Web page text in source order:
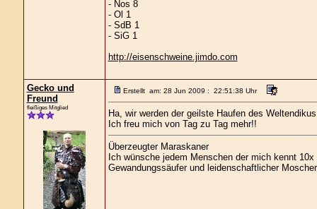
- Nos 8
- Ol 1
- SdB 1
- SiG 1
http://eisenschweine.jimdo.com
Gecko und
Freund
fleißiges Mitglied
Erstellt am: 28 Jun 2009 : 22:51:38 Uhr
Ha, wir werden der geilste Haufen des
Ich freu mich von Tag zu Tag mehr!!
Überzeugter Maraskaner
Ich wünsche jedem Menschen der mich kennt
Gewandungssäufer und leidenschaftlicher Moscher